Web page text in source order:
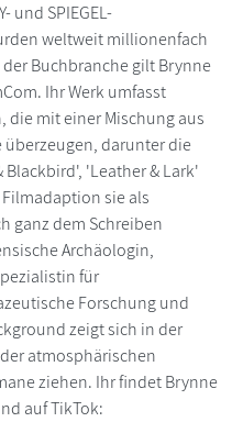
und SPIEGEL-
weltweit millionenfach
Buchbranche gilt Brynne
Ihr Werk umfasst
die mit einer Mischung aus
überzeugen, darunter die
'Leather & Lark'
sie als
ganz dem Schreiben
Archäologin,
für
Forschung und
zeigt sich in der
atmosphärischen
ziehen. Ihr findet Brynne
auf TikTok: